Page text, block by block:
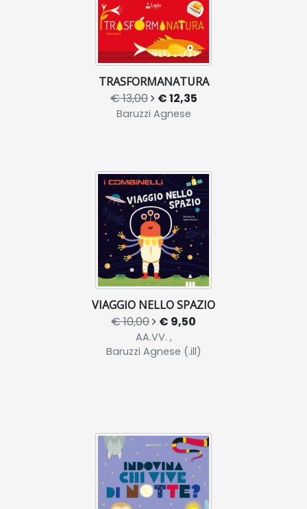
TRASFORMANATURA
€ 13,00 € 12,35
Baruzzi Agnese
VIAGGIO NELLO SPAZIO
€ 10,00 € 9,50
AA.VV. ,
Baruzzi Agnese (.ill)